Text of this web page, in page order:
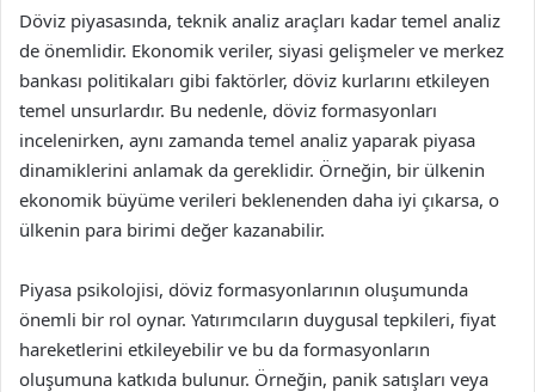
Döviz piyasasında, teknik analiz araçları kadar temel analiz
de önemlidir. Ekonomik veriler, siyasi gelişmeler ve merkez
bankası politikaları gibi faktörler, döviz kurlarını etkileyen
temel unsurlardır. Bu nedenle, döviz formasyonları
incelenirken, aynı zamanda temel analiz yaparak piyasa
dinamiklerini anlamak da gereklidir. Örneğin, bir ülkenin
ekonomik büyüme verileri beklenenden daha iyi çıkarsa, o
ülkenin para birimi değer kazanabilir.
Piyasa psikolojisi, döviz formasyonlarının oluşumunda
önemli bir rol oynar. Yatırımcıların duygusal tepkileri, fiyat
hareketlerini etkileyebilir ve bu da formasyonların
oluşumuna katkıda bulunur. Örneğin, panik satışları veya